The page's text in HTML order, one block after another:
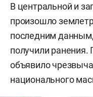
В центральной и
произошло
последним
получили ранения.
объявило
национального